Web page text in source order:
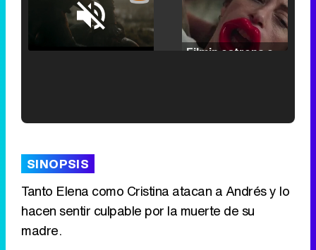
Unmute /
Loaded
25.30%
SINOPSIS
Tanto Elena como Cristina atacan a Andrés y lo
hacen sentir culpable por la muerte de su
madre.